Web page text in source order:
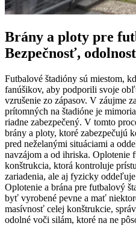
Brány a ploty pre
Bezpečnosť,
Futbalové štadióny sú miestom,
fanúšikov, aby podporili svoje
vzrušenie zo zápasov. V záujme
prítomných na štadióne je
riadne zabezpečený. V tomto
brány a ploty, ktoré zabezpečujú
pred neželanými situáciami a
navzájom a od ihriska. Oplotenie
konštrukcia, ktorá kontroluje
zariadenia, ale aj fyzicky
Oplotenie a brána pre futbalový
byť vyrobené pevne a mať
masívnosť celej konštrukcie,
odolné voči silám, ktoré na ne